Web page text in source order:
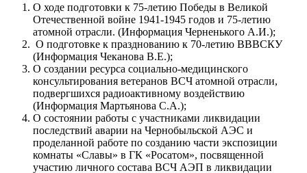
О ходе подготовки к 75-летию Победы в Великой
Отечественной войне 1941-1945 годов и 75-летию
атомной отрасли. (Информация Черненького А.И.);
О подготовке к празднованию к 70-летию ВВВСКУ
(Информация Чеканова В.Е.);
О создании ресурса социально-медицинского
консультирования ветеранов ВСЧ атомной отрасли,
подвергшихся радиоактивному воздействию
(Информация Мартьянова С.А.);
О состоянии работы с участниками ликвидации
последствий аварии на Чернобыльской АЭС и
проделанной работе по созданию части экспозиции
комнаты «Славы» в ГК «Росатом», посвященной
участию личного состава ВСЧ АЭП в ликвидации